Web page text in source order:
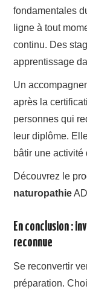
fondamentales
ligne à tout
continu. Des
apprentissage
Un
après la
personnes qui
leur diplôme.
bâtir une activité
Découvrez le
naturopathie
En conclusion :
reconnue
Se reconvertir
préparation.